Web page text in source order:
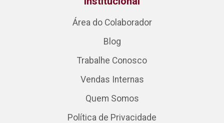
Área do Colaborador
Blog
Trabalhe Conosco
Vendas Internas
Quem Somos
Política de Privacidade